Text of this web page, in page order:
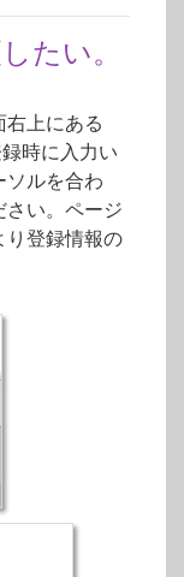
たい。
右上にある
時に入力い
ソルを合わ
い。ページ
り登録情報の